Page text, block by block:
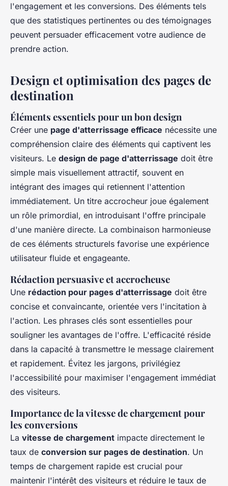
l'engagement et les conversions. Des éléments tels
que des statistiques pertinentes ou des témoignages
peuvent persuader efficacement votre audience de
prendre action.
Design et optimisation des pages de
destination
Éléments essentiels pour un bon design
Créer une page d'atterrissage efficace nécessite une
compréhension claire des éléments qui captivent les
visiteurs. Le design de page d'atterrissage doit être
simple mais visuellement attractif, souvent en
intégrant des images qui retiennent l'attention
immédiatement. Un titre accrocheur joue également
un rôle primordial, en introduisant l'offre principale
d'une manière directe. La combinaison harmonieuse
de ces éléments structurels favorise une expérience
utilisateur fluide et engageante.
Rédaction persuasive et accrocheuse
Une rédaction pour pages d'atterrissage doit être
concise et convaincante, orientée vers l'incitation à
l'action. Les phrases clés sont essentielles pour
souligner les avantages de l'offre. L'efficacité réside
dans la capacité à transmettre le message clairement
et rapidement. Évitez les jargons, privilégiez
l'accessibilité pour maximiser l'engagement immédiat
des visiteurs.
Importance de la vitesse de chargement pour
les conversions
La vitesse de chargement impacte directement le
taux de conversion sur pages de destination. Un
temps de chargement rapide est crucial pour
maintenir l'intérêt des visiteurs et réduire le taux de